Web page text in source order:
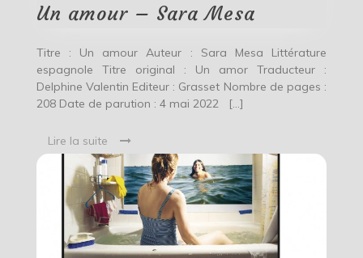
Un amour – Sara Mesa
Titre : Un amour Auteur : Sara Mesa Littérature
espagnole Titre original : Un amor Traducteur :
Delphine Valentin Editeur : Grasset Nombre de pages :
208 Date de parution : 4 mai 2022 […]
Lire la suite